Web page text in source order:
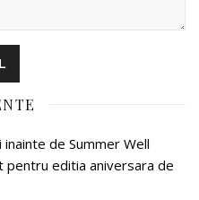
de Summer Well
pentru editia aniversara de